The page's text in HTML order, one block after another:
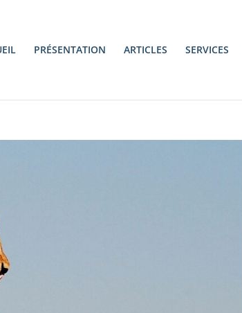
PRÉSENTATION ARTICLES SERVICES